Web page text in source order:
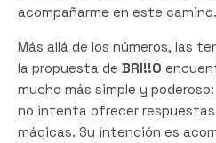
acompañarme en este camino.
Más allá de los números, las
la propuesta de BRI!!O
mucho más simple y
no intenta ofrecer
mágicas. Su intención es